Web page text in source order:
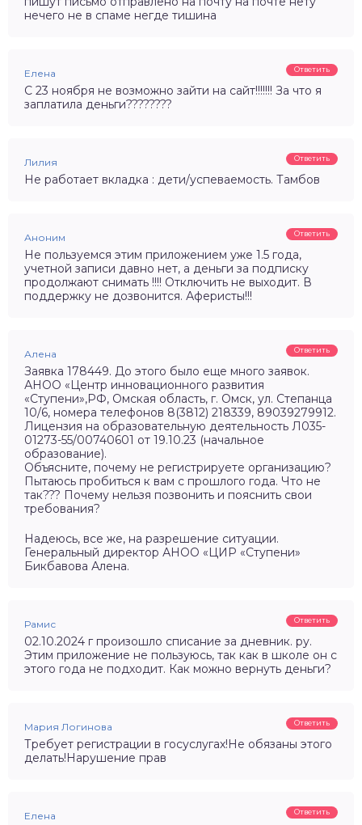
нечего не в спаме негде тишина
Елена Ответить
С 23 ноября не возможно зайти на сайт!!!!!!! За что я
заплатила деньги????????
Лилия Ответить
Не работает вкладка : дети/успеваемость. Тамбов
Аноним Ответить
Не пользуемся этим приложением уже 1.5 года,
учетной записи давно нет, а деньги за подписку
продолжают снимать !!!! Отключить не выходит. В
поддержку не дозвонится. Аферисты!!!
Алена Ответить
Заявка 178449. До этого было еще много заявок.
АНОО «Центр инновационного развития
«Ступени»,РФ, Омская область, г. Омск, ул. Степанца
10/6, номера телефонов 8(3812) 218339, 89039279912.
Лицензия на образовательную деятельность Л035-
01273-55/00740601 от 19.10.23 (начальное
образование).
Объясните, почему не регистрируете организацию?
Пытаюсь пробиться к вам с прошлого года. Что не
так??? Почему нельзя позвонить и пояснить свои
требования?
Надеюсь, все же, на разрешение ситуации.
Генеральный директор АНОО «ЦИР «Ступени»
Бикбавова Алена.
Рамис Ответить
02.10.2024 г произошло списание за дневник. ру.
Этим приложение не пользуюсь, так как в школе он с
этого года не подходит. Как можно вернуть деньги?
Мария Логинова Ответить
Требует регистрации в госуслугах!Не обязаны этого
делать!Нарушение прав
Елена Ответить